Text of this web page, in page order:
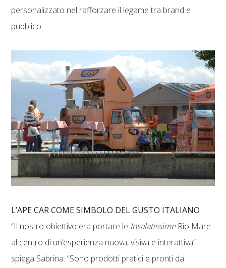
personalizzato nel rafforzare il legame tra brand e
pubblico.
L’APE CAR COME SIMBOLO DEL GUSTO ITALIANO
“Il nostro obiettivo era portare le InsalatissimeRio Mare
al centro di un’esperienza nuova, visiva e interattiva”
spiega Sabrina. “Sono prodotti pratici e pronti da